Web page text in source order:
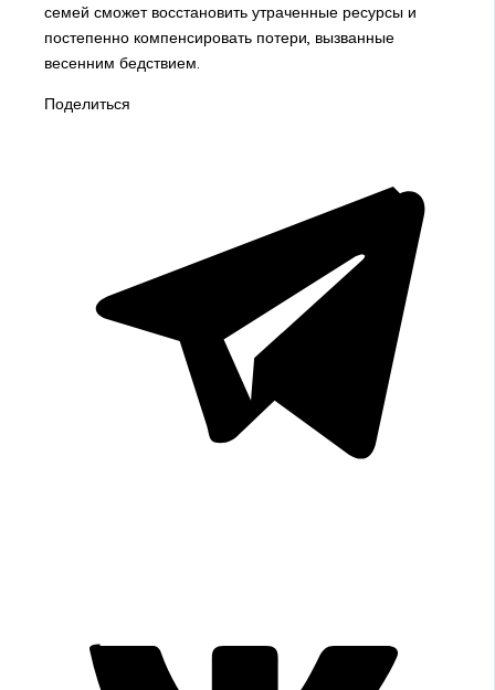
семей сможет восстановить утраченные ресурсы и
постепенно компенсировать потери, вызванные
весенним бедствием.
Поделиться